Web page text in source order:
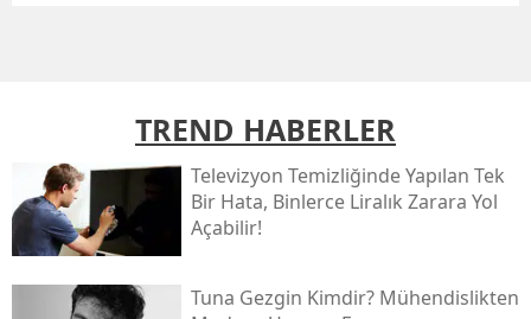
TREND HABERLER
Televizyon Temizliğinde Yapılan Tek
Bir Hata, Binlerce Liralık Zarara Yol
Açabilir!
Tuna Gezgin Kimdir? Mühendislikten